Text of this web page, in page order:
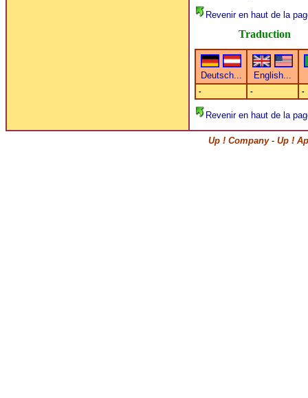
Revenir en haut de la
Traduction
- - -
Revenir en haut de la
Up ! Company- Up !